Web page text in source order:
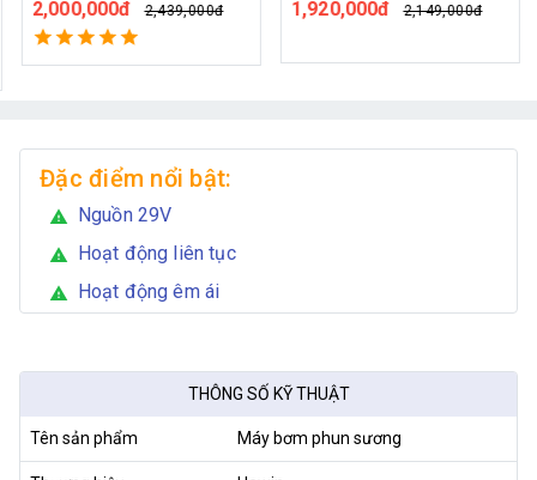
2,000,000đ 2,439,000đ 1,920,000đ 2,149,000đ
Đặc điểm nổi bật:
warning Nguồn 29V
warning Hoạt động liên tục
warning Hoạt động êm ái
THÔNG SỐ KỸ THUẬT
Tên sản phẩm Máy bơm phun sương